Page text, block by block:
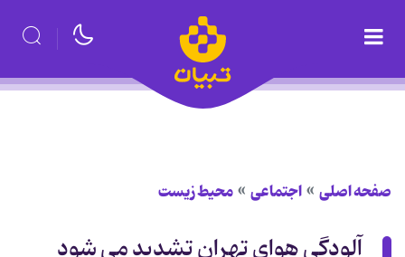
صفحه اصلی اجتماعی محیط زیست
آلودگي هواي تهران تشديد مي شود